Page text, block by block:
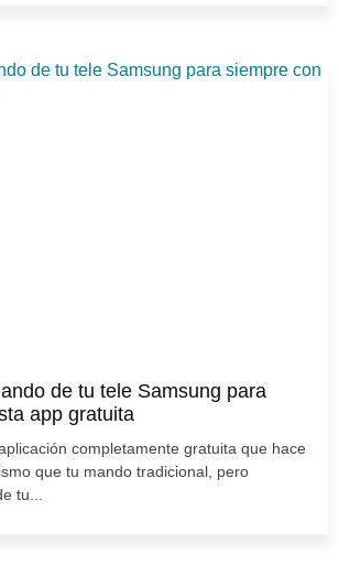
de tu tele Samsung para
app gratuita
completamente gratuita que hace
que tu mando tradicional, pero
tu...